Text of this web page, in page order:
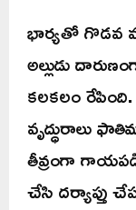
భార్యతో గొడవ
అల్లుడు
కలకలం
వృద్ధురాలు
తీవ్రంగా
చేసి దర్యాప్తు